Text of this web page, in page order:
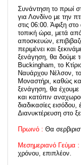
Συνάντηση το πρωί
για Λονδίνο με την
στις 06:00. Άφιξη
τοπική ώρα, μετά από
αποσκευών,
περιμένει και
ξενάγηση, θα δούμε
Buckingham, το
Ναυάρχου Νέλσον,
Μοναστήρι, καθώς
ξενάγηση, θα έχουμε
και κατόπιν
διαδικασίες
Διανυκτέρευση στο
Πρωινό : Θα
Μεσημεριανό Γεύμα :
χρόνου, επιπλέον.